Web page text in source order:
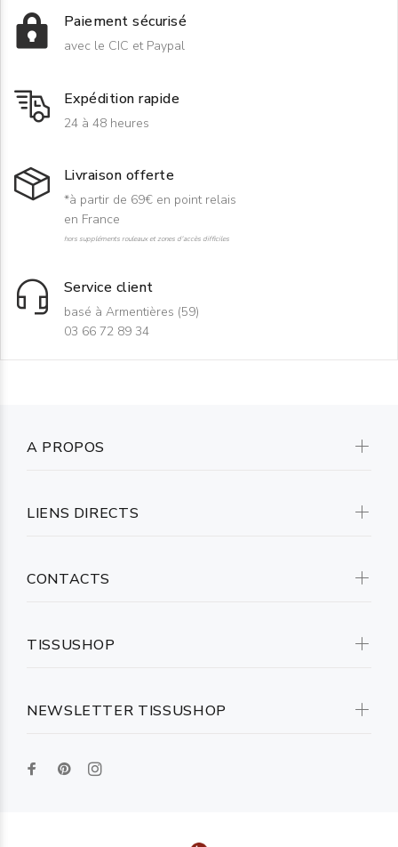
Paiement sécurisé
avec le CIC et Paypal
Expédition rapide
24 à 48 heures
Livraison offerte
*à partir de 69€ en point relais
en France
hors suppléments rouleaux et zones d'accès difficiles
Service client
basé à Armentières (59)
03 66 72 89 34
NEWSLETTER TISSUSHOP
A PROPOS
LIENS DIRECTS
CONTACTS
TISSUSHOP